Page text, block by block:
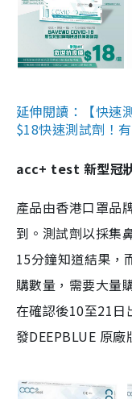
延伸閱讀：【快速
$18快速測試劑！
acc+ test 新型冠
產品由香港口罩品
到。測試劑以採集
15分鐘知道結果，
購數量，需要大量
在確認後10至21日
發DEEPBLUE 原廠